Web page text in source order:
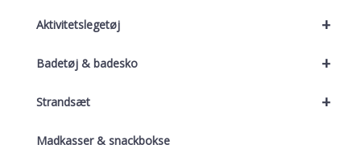
+
Aktivitetslegetøj
+
Badetøj & badesko
+
Strandsæt
Madkasser & snackbokse